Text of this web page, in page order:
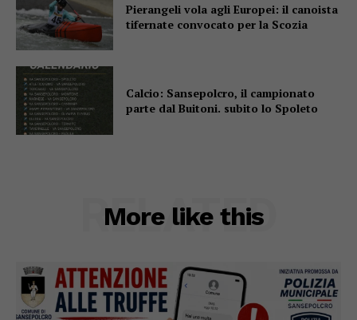
Pierangeli vola agli Europei: il canoista
tifernate convocato per la Scozia
Calcio: Sansepolcro, il campionato
parte dal Buitoni. subito lo Spoleto
More like this
RELATED